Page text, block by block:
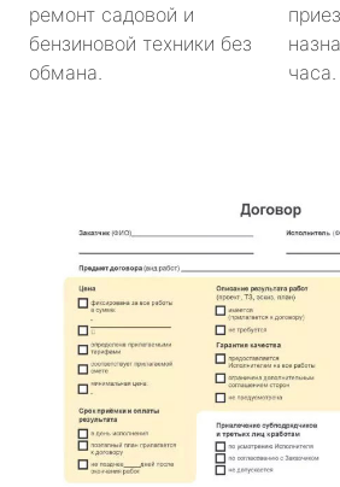
ремонт садовой и
бензиновой техники без
обмана.
часа.